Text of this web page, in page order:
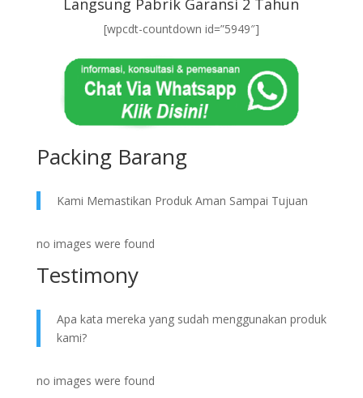
Langsung Pabrik Garansi 2 Tahun
[wpcdt-countdown id=”5949″]
Packing Barang
Kami Memastikan Produk Aman Sampai Tujuan
no images were found
Testimony
Apa kata mereka yang sudah menggunakan produk
kami?
no images were found